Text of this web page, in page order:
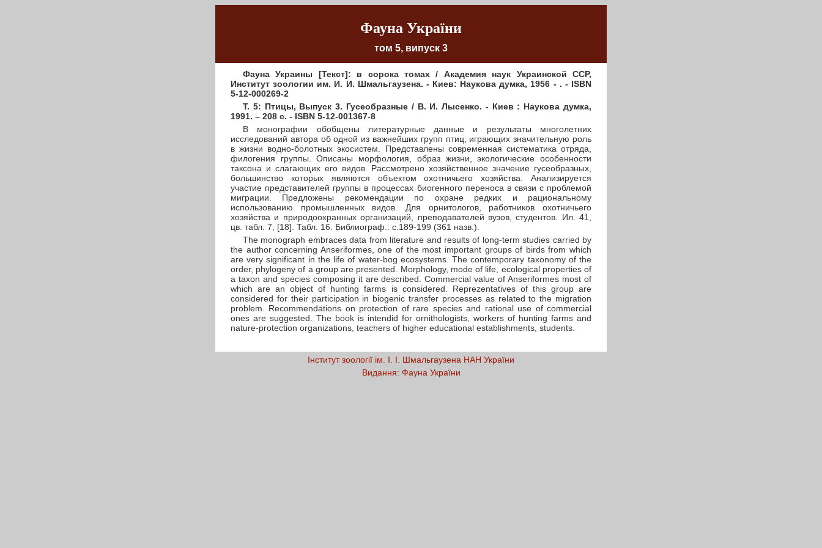
Фауна України
том 5, випуск 3
Фауна Украины [Текст]: в сорока томах / Академия наук Украинской ССР,
Институт зоологии им. И. И. Шмальгаузена. - Киев: Наукова думка, 1956 - . - ISBN
5-12-000269-2
Т. 5: Птицы, Выпуск 3. Гусеобразные / В. И. Лысенко. - Киев : Наукова думка,
1991. – 208 с. - ISBN 5-12-001367-8
В монографии обобщены литературные данные и результаты многолетних
исследований автора об одной из важнейших групп птиц, играющих значительную роль
в жизни водно-болотных экосистем. Представлены современная систематика отряда,
филогения группы. Описаны морфология, образ жизни, экологические особенности
таксона и слагающих его видов. Рассмотрено хозяйственное значение гусеобразных,
большинство которых являются объектом охотничьего хозяйства. Анализируется
участие представителей группы в процессах биогенного переноса в связи с проблемой
миграции. Предложены рекомендации по охране редких и рациональному
использованию промышленных видов. Для орнитологов, работников охотничьего
хозяйства и природоохранных организаций, преподавателей вузов, студентов. Ил. 41,
цв. табл. 7, [18]. Табл. 16. Библиограф.: с.189-199 (361 назв.).
The monograph embraces data from literature and results of long-term studies carried by
the author concerning Anseriformes, one of the most important groups of birds from which
are very significant in the life of water-bog ecosystems. The contemporary taxonomy of the
order, phylogeny of a group are presented. Morphology, mode of life, ecological properties of
a taxon and species composing it are described. Commercial value of Anseriformes most of
which are an object of hunting farms is considered. Reprezentatives of this group are
considered for their participation in biogenic transfer processes as related to the migration
problem. Recommendations on protection of rare species and rational use of commercial
ones are suggested. The book is intendid for ornithologists, workers of hunting farms and
nature-protection organizations, teachers of higher educational establishments, students.
Інститут зоології ім. І. І. Шмальгаузена НАН України
Видання: Фауна України